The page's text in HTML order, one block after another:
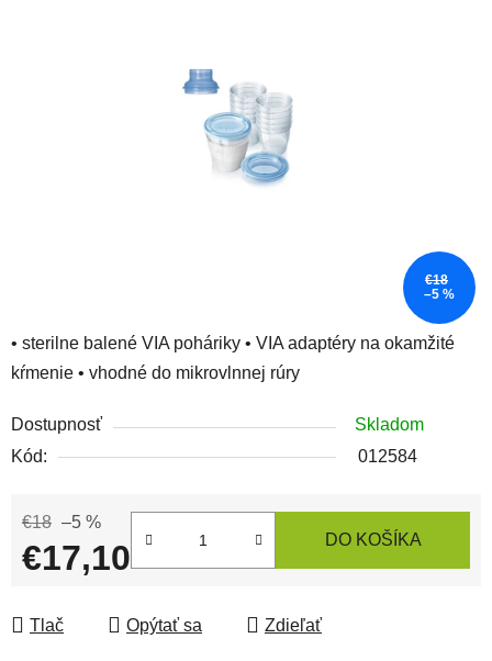
• sterilne balené VIA poháriky • VIA adaptéry na okamžité
kŕmenie • vhodné do mikrovlnnej rúry
Dostupnosť
Skladom
Kód:
012584
€18 –5 %
€17,10 DO KOŠÍKA
Tlač Opýtať sa Zdieľať
€18
–5 %